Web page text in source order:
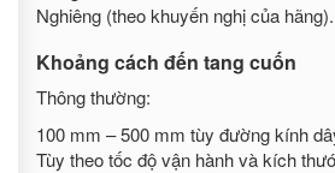
Nghiêng (theo khuyến nghị của hãng).
Khoảng cách đến tang cuốn
Thông thường:
100 mm – 500 mm tùy đường kính
Tùy theo tốc độ vận hành và kích